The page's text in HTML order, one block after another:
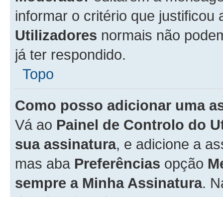
informar o critério que
Utilizadores normais não
já ter respondido.
Topo
Como posso adicionar uma
Vá ao Painel de Controlo do
sua assinatura, e adicione a
mas aba Preferências opção
sempre a Minha Assinatura.